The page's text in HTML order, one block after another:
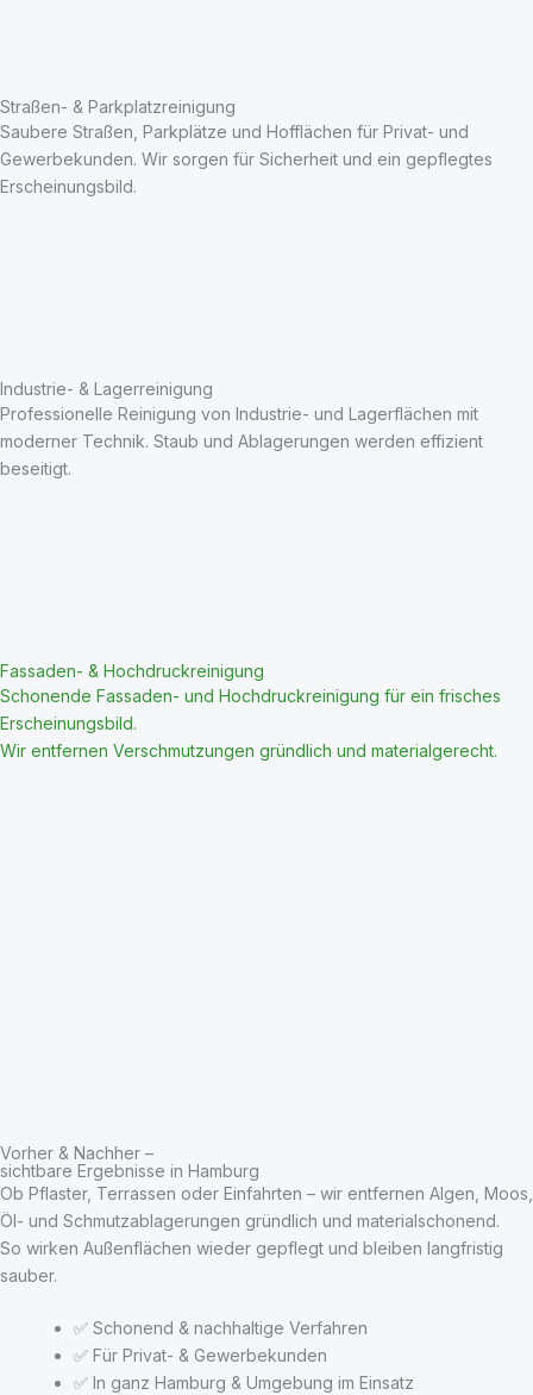
Straßen- & Parkplatzreinigung
Saubere Straßen, Parkplätze und Hofflächen für Privat- und
Gewerbekunden. Wir sorgen für Sicherheit und ein gepflegtes
Erscheinungsbild.
Industrie- & Lagerreinigung
Professionelle Reinigung von Industrie- und Lagerflächen mit
moderner Technik. Staub und Ablagerungen werden effizient
beseitigt.
Fassaden- & Hochdruckreinigung
Schonende Fassaden- und Hochdruckreinigung für ein frisches
Erscheinungsbild.
Wir entfernen Verschmutzungen gründlich und materialgerecht.
Vorher & Nachher –
sichtbare Ergebnisse in Hamburg
Ob Pflaster, Terrassen oder Einfahrten – wir entfernen Algen, Moos,
Öl- und Schmutzablagerungen gründlich und materialschonend.
So wirken Außenflächen wieder gepflegt und bleiben langfristig
sauber.
✅ Schonend & nachhaltige Verfahren
✅ Für Privat- & Gewerbekunden
✅ In ganz Hamburg & Umgebung im Einsatz